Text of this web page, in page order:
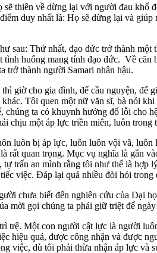
sẽ thiên về dừng lại với người đau
duy nhất là: Họ sẽ dừng lại và
sau: Thứ nhất, đạo đức trở thành
huống mang tính đạo đức. Về
trở thành người Samari nhân hậu.
giờ cho gia đình, để cầu nguyện,
Tôi quen một nữ văn sĩ, bà nói
chúng ta có khuynh hướng đổ lỗi
chịu một áp lực triền miên, luôn
luôn bị áp lực, luôn luôn vội vã,
rất quan trọng. Mục vụ nghĩa là gắn
trấn an mình rằng tôi như thế là hợp
việc. Đáp lại quá nhiều đòi hỏi trong
chưa biết đến nghiên cứu của Đại
mời gọi chúng ta phải giữ triệt để
trệ. Một con người cật lực là người
hiệu quả, được công nhận và được
việc, dù tôi phải thừa nhận áp lực và